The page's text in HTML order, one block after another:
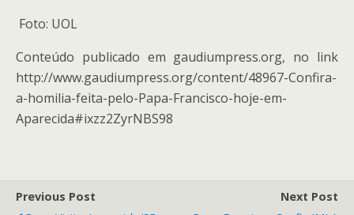
Foto: UOL
Conteúdo publicado em gaudiumpress.org, no link
http://www.gaudiumpress.org/content/48967-Confira-
a-homilia-feita-pelo-Papa-Francisco-hoje-em-
Aparecida#ixzz2ZyrNBS98
Previous Post
Next Post